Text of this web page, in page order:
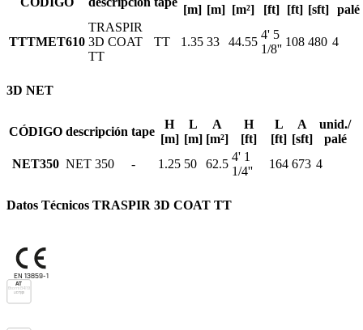
[m] [m] [m²]
[ft] [ft] [sft] palé
TTTMET610
TRASPIR
3D COAT
TT
TT 1.35 33 44.55
4' 5
1/8''
108 480 4
3D NET
CÓDIGO descripción tape
H
[m]
L
[m]
A
[m²]
H
[ft]
L
[ft]
A
[sft]
unid./
palé
NET350 NET 350 - 1.25 50 62.5
4' 1
1/4''
164 673 4
Datos Técnicos TRASPIR 3D COAT TT
EN 13859-1
AT
Önorm B4119
UD Typ I